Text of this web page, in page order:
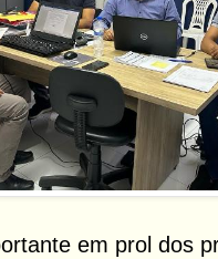
em prol dos